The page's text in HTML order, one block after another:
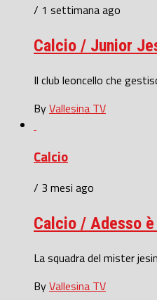
/ 1 settimana ago
Calcio / Junior
Il club leoncello che
ByVallesina TV
Calcio
/ 3 mesi ago
Calcio / Adesso
La squadra del mister
ByVallesina TV